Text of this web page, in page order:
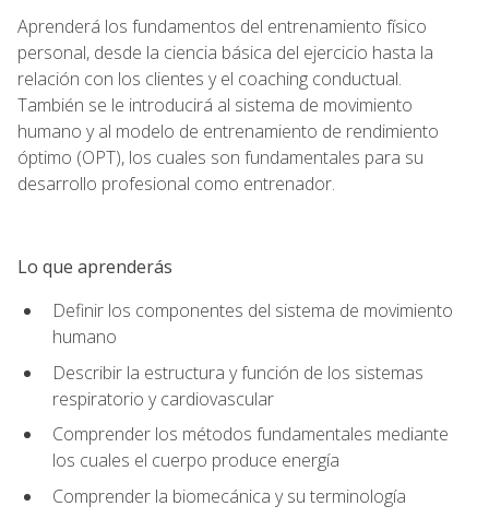
Aprenderá los fundamentos del entrenamiento físico
personal, desde la ciencia básica del ejercicio hasta la
relación con los clientes y el coaching conductual.
También se le introducirá al sistema de movimiento
humano y al modelo de entrenamiento de rendimiento
óptimo (OPT), los cuales son fundamentales para su
desarrollo profesional como entrenador.
Lo que aprenderás
Definir los componentes del sistema de movimiento
humano
Describir la estructura y función de los sistemas
respiratorio y cardiovascular
Comprender los métodos fundamentales mediante
los cuales el cuerpo produce energía
Comprender la biomecánica y su terminología